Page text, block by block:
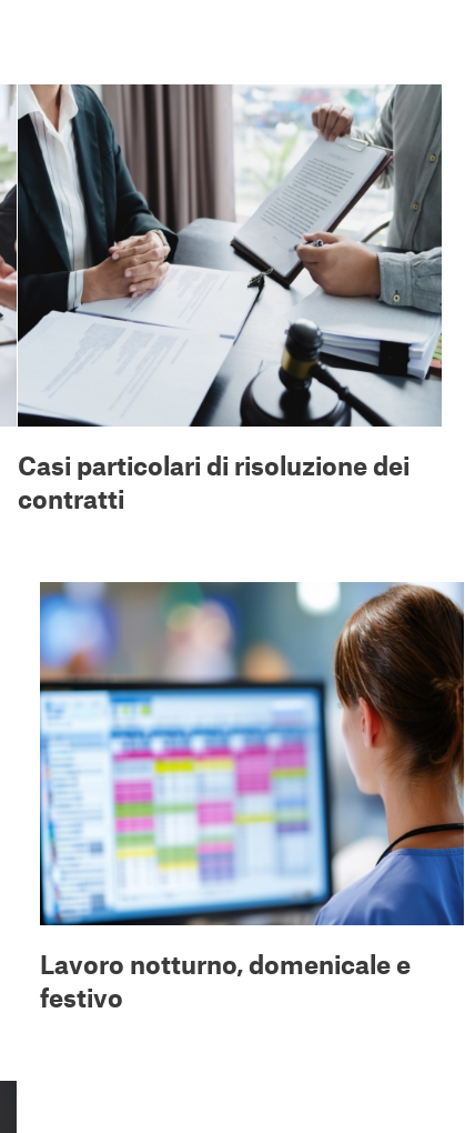
Casi particolari di risoluzione dei
contratti
Lavoro notturno, domenicale e
festivo